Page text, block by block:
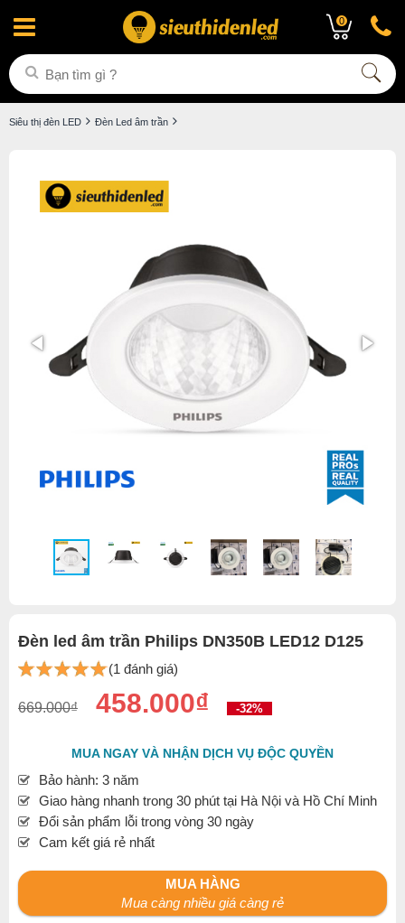
0
Siêu thị đèn LED Đèn Led âm trần
Đèn led âm trần Philips DN350B LED12 D125
(1 đánh giá)
669.000₫ 458.000₫ -32%
MUA NGAY VÀ NHẬN DỊCH VỤ ĐỘC QUYỀN
Bảo hành: 3 năm
Giao hàng nhanh trong 30 phút tại Hà Nội và Hồ Chí Minh
Đổi sản phẩm lỗi trong vòng 30 ngày
Cam kết giá rẻ nhất
MUA HÀNG
Mua càng nhiều giá càng rẻ